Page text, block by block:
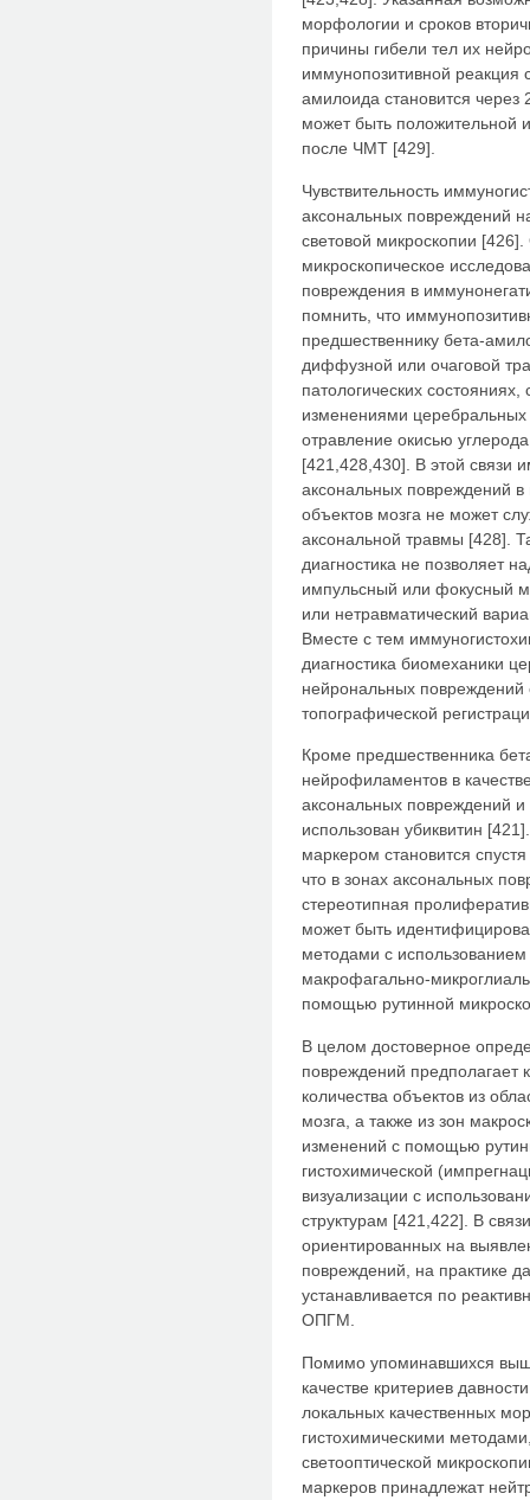
морфологии и сроков
причины гибели тел их
иммунопозитивной реакция
амилоида становится
может быть положительной
после ЧМТ [429].
Чувствительность
аксональных повреждений
световой микроскопии
микроскопическое
повреждения в
помнить, что
предшественнику бета-
диффузной или очаговой
патологических
изменениями церебральных
отравление окисью
[421,428,430]. В этой связи
аксональных повреждений
объектов мозга не может
аксональной травмы [428].
диагностика не позволяет
импульсный или фокусный
или нетравматический
Вместе с тем
диагностика биомеханики
нейрональных повреждений
топографической
Кроме предшественника
нейрофиламентов в
аксональных повреждений
использован убиквитин
маркером становится
что в зонах аксональных
стереотипная
может быть
методами с использованием
макрофагально-
помощью рутинной
В целом достоверное
повреждений предполагает
количества объектов из
мозга, а также из зон
изменений с помощью
гистохимической
визуализации с
структурам [421,422]. В
ориентированных на
повреждений, на практике
устанавливается по
ОПГМ.
Помимо упоминавшихся
качестве критериев
локальных качественных
гистохимическими
светооптической
маркеров принадлежат